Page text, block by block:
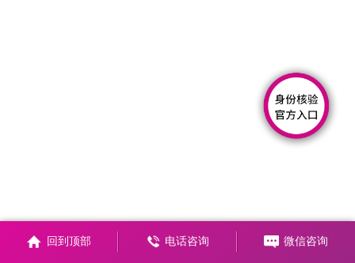
回到顶部 电话咨询 微信咨询